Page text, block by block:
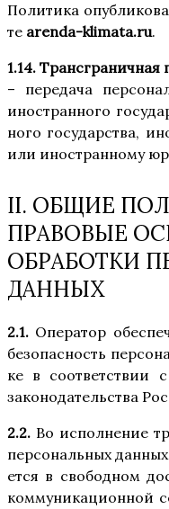
Поли­ти­ка
те arenda-klimata.ru.
1.14.
– пере­да­ча
ино­стран­но­го
но­го госу­дар­ства,
или ино­стран­но­му
II. ОБЩИЕ
ПРАВОВЫЕ
ОБРАБОТКИ
ДАННЫХ
2.1. Опе­ра­тор
без­опас­ность
ке в соот­вет­ствии
зако­но­да­тель­ства
2.2. Во испол­не­ние
пер­со­наль­ных
ет­ся в сво­бод­ном
ком­му­ни­ка­ци­он­ной